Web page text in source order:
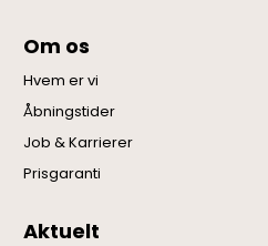
Om os
Hvem er vi
Åbningstider
Job & Karrierer
Prisgaranti
Aktuelt